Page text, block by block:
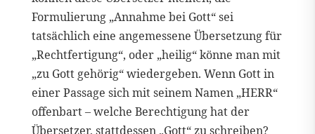
Formulierung „Annahme bei Gott“ sei
tatsächlich eine angemessene Übersetzung für
„Rechtfertigung“, oder „heilig“ könne man mit
„zu Gott gehörig“ wiedergeben. Wenn Gott in
einer Passage sich mit seinem Namen „HERR“
offenbart – welche Berechtigung hat der
Übersetzer, stattdessen „Gott“ zu schreiben?